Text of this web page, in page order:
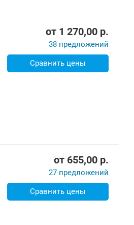
от 1 270,00 p.
38 предложений
Сравнить цены
от 655,00 p.
27 предложений
Сравнить цены